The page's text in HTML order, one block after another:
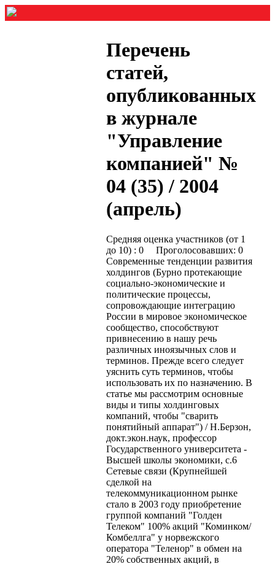
Перечень
статей,
опубликованных
в журнале
"Управление
компанией" №
04 (35) / 2004
(апрель)
Средняя оценка участников (от 1
до 10) : 0 Проголосовавших: 0
Современные тенденции развития
холдингов (Бурно протекающие
социально-экономические и
политические процессы,
сопровождающие интеграцию
России в мировое экономическое
сообщество, способствуют
привнесению в нашу речь
различных иноязычных слов и
терминов. Прежде всего следует
уяснить суть терминов, чтобы
использовать их по назначению. В
статье мы рассмотрим основные
виды и типы холдинговых
компаний, чтобы "сварить
понятийный аппарат") / Н.Берзон,
докт.экон.наук, профессор
Государственного университета -
Высшей школы экономики, с.6
Сетевые связи (Крупнейшей
сделкой на
телекоммуникационном рынке
стало в 2003 году приобретение
группой компаний "Голден
Телеком" 100% акций "Коминком/
Комбеллга" у норвежского
оператора "Теленор" в обмен на
20% собственных акций, в